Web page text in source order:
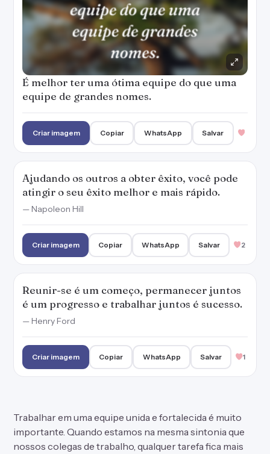
É melhor ter uma ótima equipe do que uma
equipe de grandes nomes.
Criar imagem Copiar WhatsApp Salvar
Ajudando os outros a obter êxito, você pode
atingir o seu êxito melhor e mais rápido.
— Napoleon Hill
Criar imagem Copiar WhatsApp Salvar 2
Reunir-se é um começo, permanecer juntos
é um progresso e trabalhar juntos é sucesso.
— Henry Ford
Criar imagem Copiar WhatsApp Salvar 1
Trabalhar em uma equipe unida e fortalecida é muito
importante. Quando estamos na mesma sintonia que
nossos colegas de trabalho, qualquer tarefa fica mais